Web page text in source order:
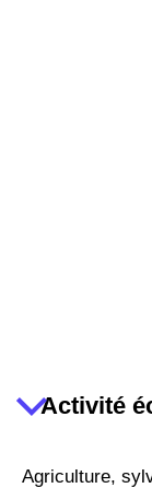
Activité
Agriculture,